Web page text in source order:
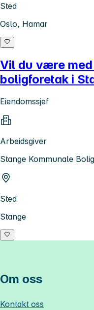
Sted
Oslo, Hamar
Vil du være
boligforetak i
Eiendomssjef
Arbeidsgiver
Stange Kommunale
Sted
Stange
Om oss
Kontakt oss